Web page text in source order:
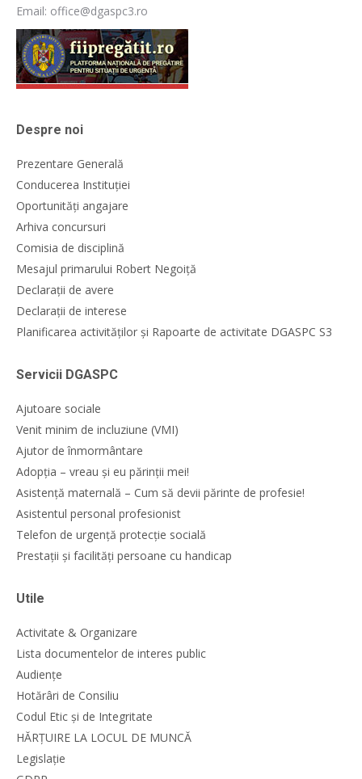
Email: office@dgaspc3.ro
Despre noi
Prezentare Generală
Conducerea Instituției
Oportunități angajare
Arhiva concursuri
Comisia de disciplină
Mesajul primarului Robert Negoiță
Declarații de avere
Declarații de interese
Planificarea activităților și Rapoarte de activitate DGASPC S3
Servicii DGASPC
Ajutoare sociale
Venit minim de incluziune (VMI)
Ajutor de înmormântare
Adopția – vreau și eu părinții mei!
Asistență maternală – Cum să devii părinte de profesie!
Asistentul personal profesionist
Telefon de urgență protecție socială
Prestații și facilități persoane cu handicap
Utile
Activitate & Organizare
Lista documentelor de interes public
Audiențe
Hotărâri de Consiliu
Codul Etic și de Integritate
HĂRȚUIRE LA LOCUL DE MUNCĂ
Legislație